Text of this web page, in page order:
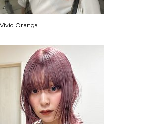
Vivid Orange